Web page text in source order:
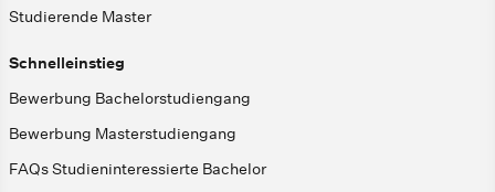
Studierende Master
Schnelleinstieg
Bewerbung Bachelorstudiengang
Bewerbung Masterstudiengang
FAQs Studieninteressierte Bachelor